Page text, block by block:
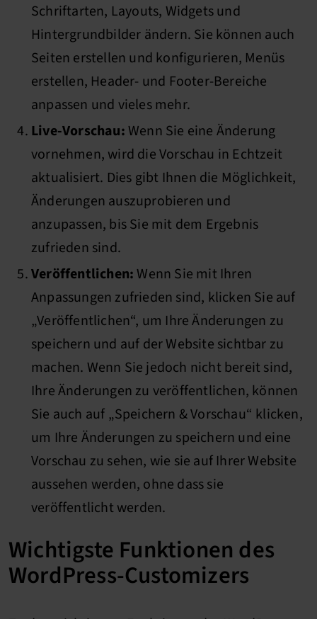
Schriftarten, Layouts, Widgets und
Hintergrundbilder ändern. Sie können auch
Seiten erstellen und konfigurieren, Menüs
erstellen, Header- und Footer-Bereiche
anpassen und vieles mehr.
Live-Vorschau:Wenn Sie eine Änderung
vornehmen, wird die Vorschau in Echtzeit
aktualisiert. Dies gibt Ihnen die Möglichkeit,
Änderungen auszuprobieren und
anzupassen, bis Sie mit dem Ergebnis
zufrieden sind.
Veröffentlichen:Wenn Sie mit Ihren
Anpassungen zufrieden sind, klicken Sie auf
„Veröffentlichen“, um Ihre Änderungen zu
speichern und auf der Website sichtbar zu
machen. Wenn Sie jedoch nicht bereit sind,
Ihre Änderungen zu veröffentlichen, können
Sie auch auf „Speichern & Vorschau“ klicken,
um Ihre Änderungen zu speichern und eine
Vorschau zu sehen, wie sie auf Ihrer Website
aussehen werden, ohne dass sie
veröffentlicht werden.
Wichtigste Funktionen des
WordPress-Customizers